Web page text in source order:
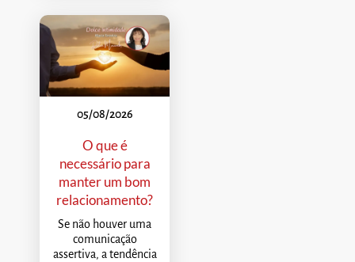
05/08/2026
O que é
necessário para
manter um bom
relacionamento?
Se não houver uma
comunicação
assertiva, a tendência